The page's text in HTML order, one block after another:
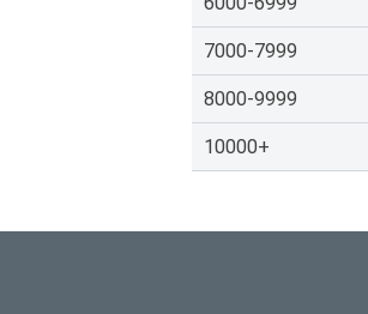
7000-7999
8000-9999
10000+